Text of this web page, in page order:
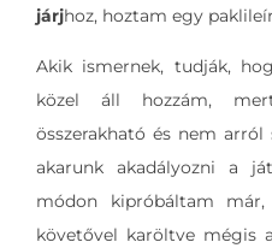
járjhoz, hoztam egy
Akik ismernek, tudják,
közel áll hozzám,
összerakható és nem
akarunk akadályozni a
módon kipróbáltam
követővel karöltve mégis